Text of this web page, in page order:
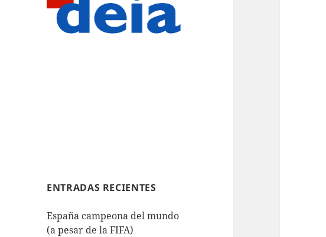
ENTRADAS RECIENTES
España campeona del mundo
(a pesar de la FIFA)